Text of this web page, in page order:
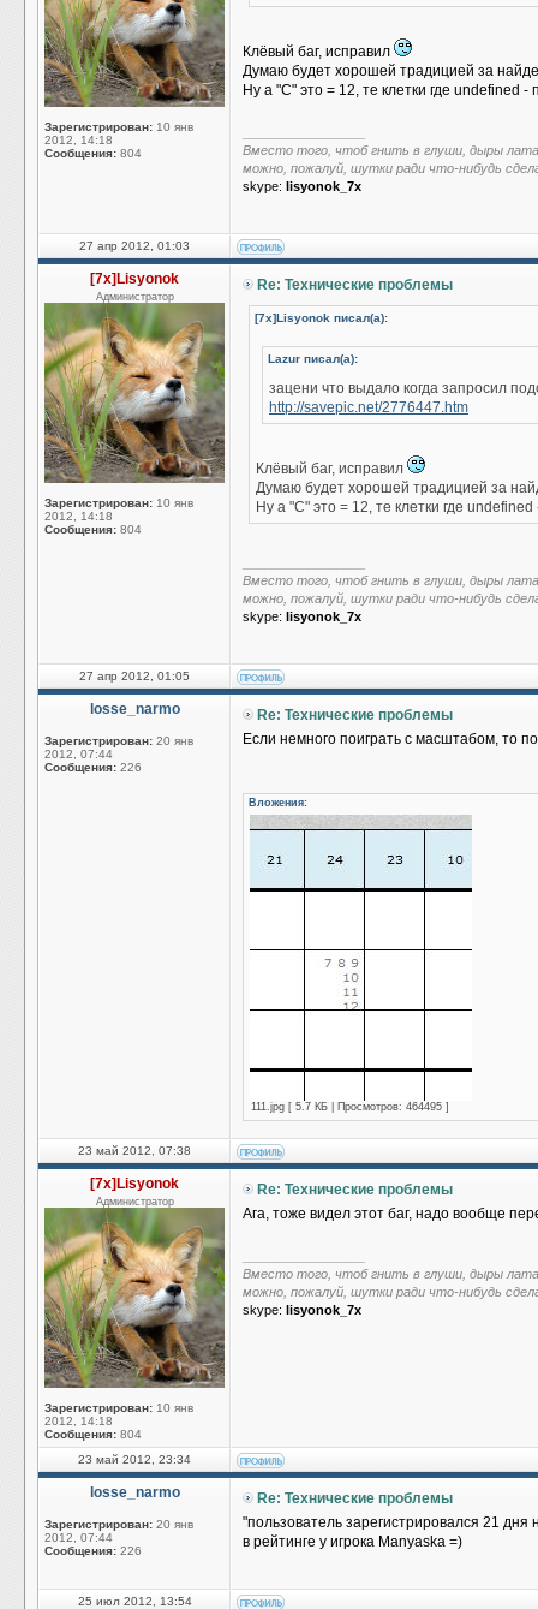
Зарегистрирован: 10 янв
2012, 14:18
Сообщения: 804
Клёвый баг, исправил
Думаю будет хорошей традицией за
Ну а "C" это = 12, те клетки где undefined -
Вместо того, чтоб гнить в глуши, дыры
можно, пожалуй, шутки ради что-нибудь
skype: lisyonok_7x
27 апр 2012, 01:03
[7x]Lisyonok
Администратор
Зарегистрирован: 10 янв
2012, 14:18
Сообщения: 804
Re: Технические проблемы
[7x]Lisyonok писал(а):
Lazur писал(а):
зацени что выдало когда запросил
http://savepic.net/2776447.htm
Клёвый баг, исправил
Думаю будет хорошей традицией за
Ну а "C" это = 12, те клетки где
Вместо того, чтоб гнить в глуши, дыры
можно, пожалуй, шутки ради что-нибудь
skype: lisyonok_7x
27 апр 2012, 01:05
losse_narmo
Зарегистрирован: 20 янв
2012, 07:44
Сообщения: 226
Re: Технические проблемы
Если немного поиграть с масштабом, то
Вложения:
111.jpg [ 5.7 КБ | Просмотров: 464495 ]
23 май 2012, 07:38
[7x]Lisyonok
Администратор
Зарегистрирован: 10 янв
2012, 14:18
Сообщения: 804
Re: Технические проблемы
Ага, тоже видел этот баг, надо вообще
Вместо того, чтоб гнить в глуши, дыры
можно, пожалуй, шутки ради что-нибудь
skype: lisyonok_7x
23 май 2012, 23:34
losse_narmo
Зарегистрирован: 20 янв
2012, 07:44
Сообщения: 226
Re: Технические проблемы
"пользователь зарегистрировался 21 дня
в рейтинге у игрока Manyaska =)
25 июл 2012, 13:54